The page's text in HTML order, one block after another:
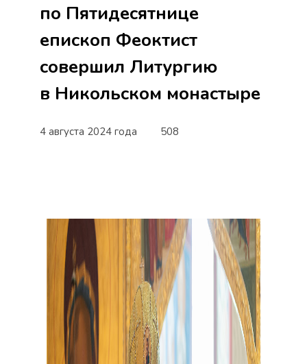
по Пятидесятнице
епископ Феоктист
совершил Литургию
в Никольском монастыре
4 августа 2024 года 508